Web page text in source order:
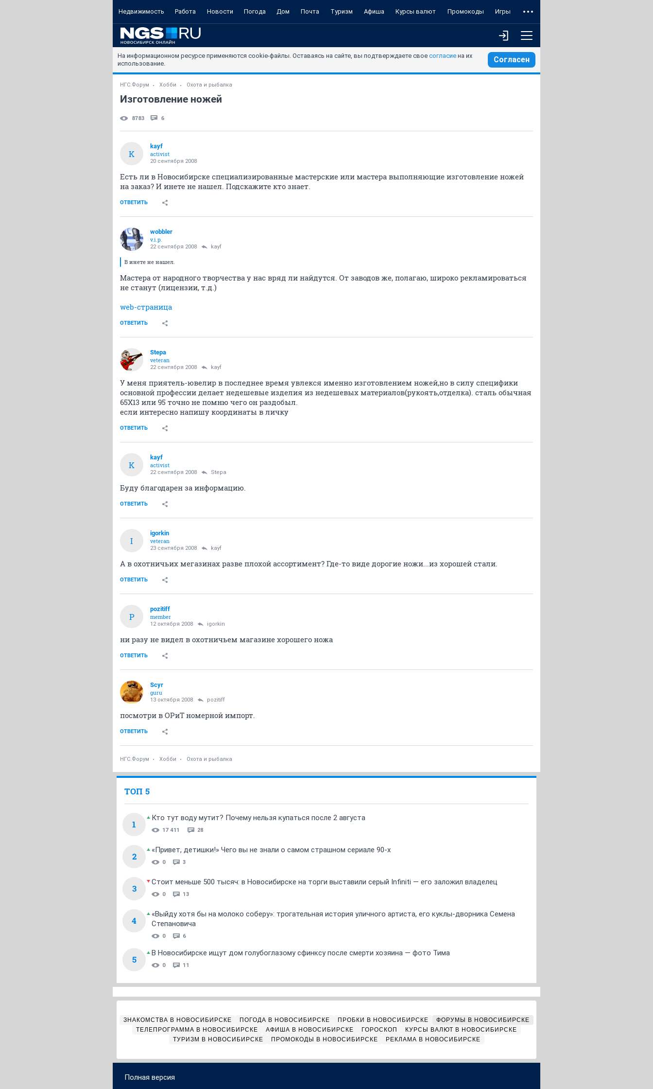
Недвижимость Работа Новости Погода Дом Почта Туризм Афиша Курсы валют Промокоды Игры
На информационном ресурсе применяются cookie-файлы. Оставаясь на сайте, вы подтверждаете свое согласие на их
использование.
Согласен
НГС.Форум Хобби Охота и рыбалка
Изготовление ножей
8783 6
K
kayf
activist
20 сентября 2008
Есть ли в Новосибирске специализированные мастерские или мастера выполняющие изготовление ножей
на заказ? И инете не нашел. Подскажите кто знает.
ОТВЕТИТЬ
wobbler
v.i.p.
22 сентября 2008 kayf
В инете не нашел.
Мастера от народного творчества у нас вряд ли найдутся. От заводов же, полагаю, широко рекламироваться
не станут (лицензии, т.д.)
web-страница
ОТВЕТИТЬ
Stepa
veteran
22 сентября 2008 kayf
У меня приятель-ювелир в последнее время увлекся именно изготовлением ножей,но в силу специфики
основной профессии делает недешевые изделия из недешевых материалов(рукоять,отделка). сталь обычная
65Х13 или 95 точно не помню чего он раздобыл.
если интересно напишу координаты в личку
ОТВЕТИТЬ
K
kayf
activist
22 сентября 2008 Stepa
Буду благодарен за информацию.
ОТВЕТИТЬ
I
igorkin
veteran
23 сентября 2008 kayf
А в охотничьих мегазинах разве плохой ассортимент? Где-то виде дорогие ножи...из хорошей стали.
ОТВЕТИТЬ
P
pozitiff
member
12 октября 2008 igorkin
ни разу не видел в охотничьем магазине хорошего ножа
ОТВЕТИТЬ
Scyr
guru
13 октября 2008 pozitiff
посмотри в ОРиТ номерной импорт.
ОТВЕТИТЬ
НГС.Форум Хобби Охота и рыбалка
ТОП 5
1
Кто тут воду мутит? Почему нельзя купаться после 2 августа
17 411 28
2
«Привет, детишки!» Чего вы не знали о самом страшном сериале 90-х
0 3
3
Стоит меньше 500 тысяч: в Новосибирске на торги выставили серый Infiniti — его заложил владелец
0 13
4
«Выйду хотя бы на молоко соберу»: трогательная история уличного артиста, его куклы-дворника Семена
Степановича
0 6
5
В Новосибирске ищут дом голубоглазому сфинксу после смерти хозяина — фото Тима
0 11
ЗНАКОМСТВА В НОВОСИБИРСКЕ ПОГОДА В НОВОСИБИРСКЕ ПРОБКИ В НОВОСИБИРСКЕ
ФОРУМЫ В НОВОСИБИРСКЕ
ТЕЛЕПРОГРАММА В НОВОСИБИРСКЕ
АФИША В НОВОСИБИРСКЕ ГОРОСКОП
КУРСЫ ВАЛЮТ В НОВОСИБИРСКЕ
ТУРИЗМ В НОВОСИБИРСКЕ
ПРОМОКОДЫ В НОВОСИБИРСКЕ РЕКЛАМА В НОВОСИБИРСКЕ
Полная версия